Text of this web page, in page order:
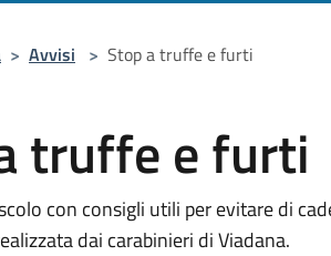
> Avvisi > Stop a truffe e furti
truffe e furti
con consigli utili per evitare di
dai carabinieri di Viadana.